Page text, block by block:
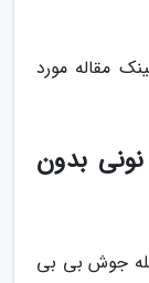
مقاله مورد
بدون
جوش بی بی